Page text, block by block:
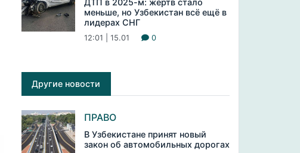
ДТП в 2025-м: жертв стало
меньше, но Узбекистан всё ещё в
лидерах СНГ
12:01 | 15.01 0
Другие новости
ПРАВО
В Узбекистане принят новый
закон об автомобильных дорогах